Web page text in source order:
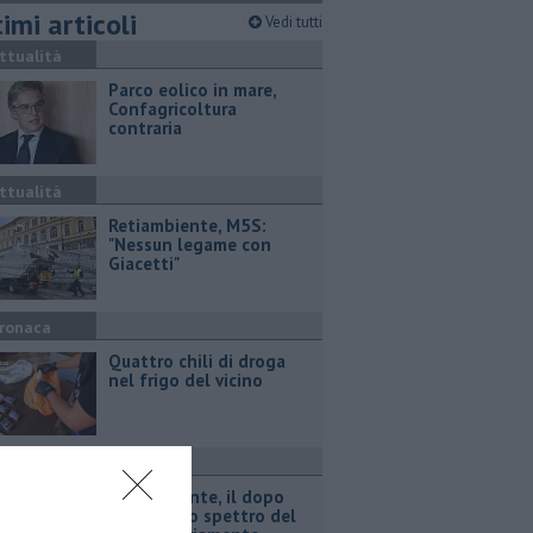
articoli Vedi tutti
Parco eolico in mare,
Confagricoltura
contraria
Retiambiente, M5S:
"Nessun legame con
Giacetti"
Quattro chili di droga
nel frigo del vicino
Retiambiente, il dopo
Fortini e lo spettro del